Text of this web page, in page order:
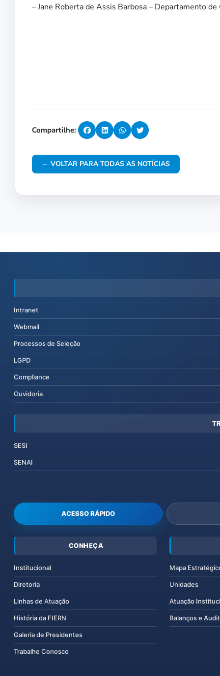
– Jane Roberta de Assis Barbosa – Departamento
Compartilhe:
← VOLTAR PARA TODAS AS NOTÍCIAS
Intranet
Webmail
Processos de Seleção
LGPD
Compliance
Ouvidoria
SESI
SENAI
ACESSO RÁPIDO
CONHEÇA
Institucional
Diretoria
Linhas de Atuação
História da FIERN
Galeria de Presidentes
Trabalhe Conosco
Mapa
Unidades
Atuação
Balanços e